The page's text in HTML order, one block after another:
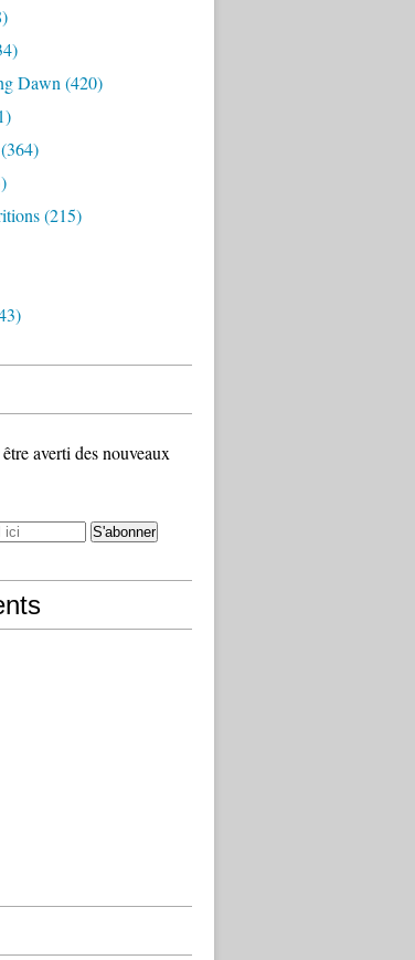
Dawn (420)
(364)
(215)
averti des nouveaux